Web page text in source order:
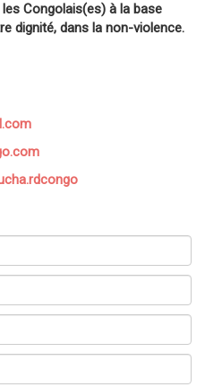
Congolais(es) à la base
dignité, dans la non-violence.